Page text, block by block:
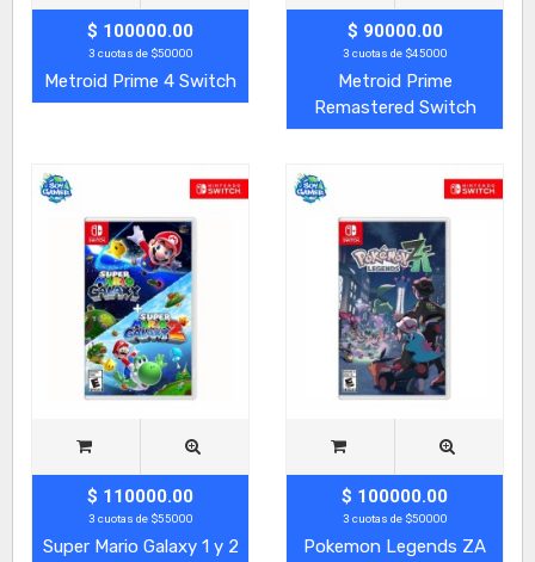
$ 100000.00
3 cuotas de $50000
Metroid Prime 4 Switch
$ 90000.00
3 cuotas de $45000
Metroid Prime
Remastered Switch
$ 110000.00
3 cuotas de $55000
Super Mario Galaxy 1 y 2
$ 100000.00
3 cuotas de $50000
Pokemon Legends ZA